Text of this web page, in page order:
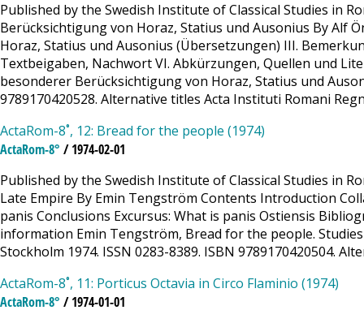
Published by the Swedish Institute of Classical Studies in
Berücksichtigung von Horaz, Statius und Ausonius By Alf
Horaz, Statius und Ausonius (Übersetzungen) III.
Textbeigaben, Nachwort VI. Abkürzungen, Quellen und
besonderer Berücksichtigung von Horaz, Statius und
9789170420528. Alternative titles Acta Instituti Romani
ActaRom-8˚, 12: Bread for the people (1974)
ActaRom-8° / 1974-02-01
Published by the Swedish Institute of Classical Studies in
Late Empire By Emin Tengström Contents Introduction
panis Conclusions Excursus: What is panis Ostiensis
information Emin Tengström, Bread for the people.
Stockholm 1974. ISSN 0283-8389. ISBN 9789170420504.
ActaRom-8˚, 11: Porticus Octavia in Circo Flaminio (1974)
ActaRom-8° / 1974-01-01